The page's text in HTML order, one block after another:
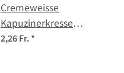
Cremeweisse
Kapuzinerkresse
'Milkmaid' (Tropaeolum
2,26 Fr.*